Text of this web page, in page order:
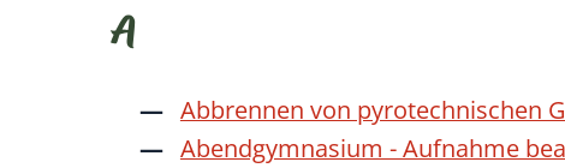
A
Abbrennen von pyrotechnischen
Abendgymnasium - Aufnahme